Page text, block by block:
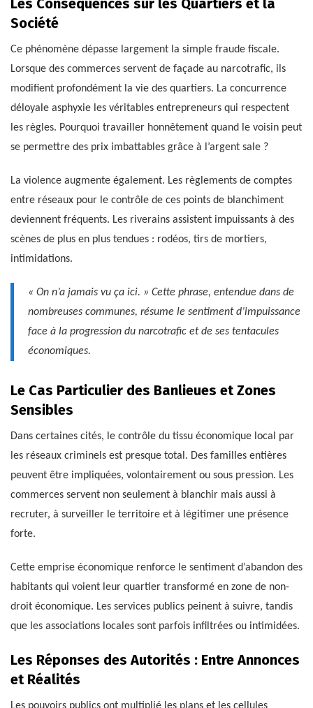
Société
Ce phénomène dépasse largement la simple fraude fiscale.
Lorsque des commerces servent de façade au narcotrafic, ils
modifient profondément la vie des quartiers. La concurrence
déloyale asphyxie les véritables entrepreneurs qui respectent
les règles. Pourquoi travailler honnêtement quand le voisin peut
se permettre des prix imbattables grâce à l’argent sale ?
La violence augmente également. Les règlements de comptes
entre réseaux pour le contrôle de ces points de blanchiment
deviennent fréquents. Les riverains assistent impuissants à des
scènes de plus en plus tendues : rodéos, tirs de mortiers,
intimidations.
« On n’a jamais vu ça ici. » Cette phrase, entendue dans de
nombreuses communes, résume le sentiment d’impuissance
face à la progression du narcotrafic et de ses tentacules
économiques.
Le Cas Particulier des Banlieues et Zones
Sensibles
Dans certaines cités, le contrôle du tissu économique local par
les réseaux criminels est presque total. Des familles entières
peuvent être impliquées, volontairement ou sous pression. Les
commerces servent non seulement à blanchir mais aussi à
recruter, à surveiller le territoire et à légitimer une présence
forte.
Cette emprise économique renforce le sentiment d’abandon des
habitants qui voient leur quartier transformé en zone de non-
droit économique. Les services publics peinent à suivre, tandis
que les associations locales sont parfois infiltrées ou intimidées.
Les Réponses des Autorités : Entre Annonces
et Réalités
Les pouvoirs publics ont multiplié les plans et les cellules